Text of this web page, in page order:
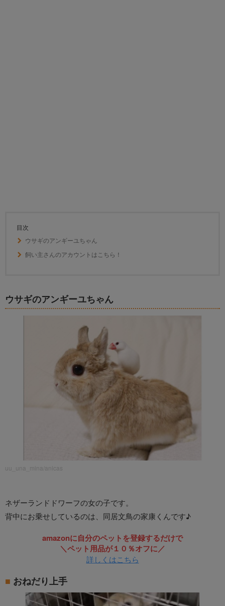
目次
ウサギのアンギーユちゃん
飼い主さんのアカウントはこちら！
ウサギのアンギーユちゃん
uu_una_mina/anicas
ネザーランドドワーフの女の子です。
背中にお乗せしているのは、同居文鳥の家康くんです♪
amazonに自分のペットを登録するだけで
＼ペット用品が１０％オフに／
詳しくはこちら
おねだり上手